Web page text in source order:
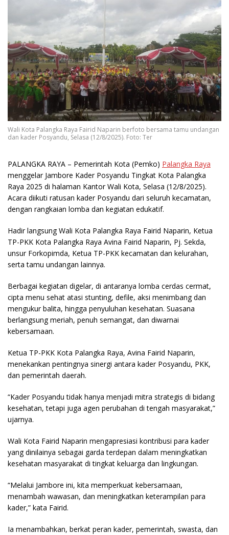
Wali Kota Palangka Raya Fairid Naparin berfoto bersama tamu undangan
dan kader Posyandu, Selasa (12/8/2025). Foto: Ter
PALANGKA RAYA – Pemerintah Kota (Pemko) Palangka Raya
menggelar Jambore Kader Posyandu Tingkat Kota Palangka
Raya 2025 di halaman Kantor Wali Kota, Selasa (12/8/2025).
Acara diikuti ratusan kader Posyandu dari seluruh kecamatan,
dengan rangkaian lomba dan kegiatan edukatif.
Hadir langsung Wali Kota Palangka Raya Fairid Naparin, Ketua
TP-PKK Kota Palangka Raya Avina Fairid Naparin, Pj. Sekda,
unsur Forkopimda, Ketua TP-PKK kecamatan dan kelurahan,
serta tamu undangan lainnya.
Berbagai kegiatan digelar, di antaranya lomba cerdas cermat,
cipta menu sehat atasi stunting, defile, aksi menimbang dan
mengukur balita, hingga penyuluhan kesehatan. Suasana
berlangsung meriah, penuh semangat, dan diwarnai
kebersamaan.
Ketua TP-PKK Kota Palangka Raya, Avina Fairid Naparin,
menekankan pentingnya sinergi antara kader Posyandu, PKK,
dan pemerintah daerah.
“Kader Posyandu tidak hanya menjadi mitra strategis di bidang
kesehatan, tetapi juga agen perubahan di tengah masyarakat,”
ujarnya.
Wali Kota Fairid Naparin mengapresiasi kontribusi para kader
yang dinilainya sebagai garda terdepan dalam meningkatkan
kesehatan masyarakat di tingkat keluarga dan lingkungan.
“Melalui Jambore ini, kita memperkuat kebersamaan,
menambah wawasan, dan meningkatkan keterampilan para
kader,” kata Fairid.
Ia menambahkan, berkat peran kader, pemerintah, swasta, dan